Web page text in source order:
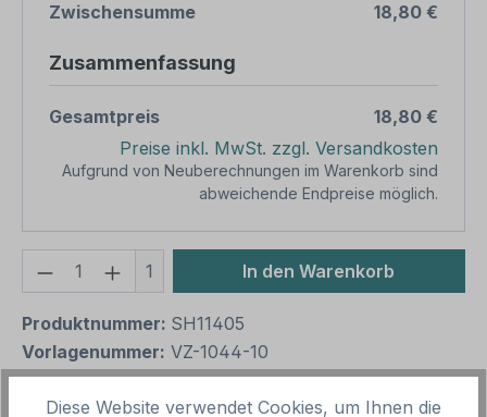
Zwischensumme
18,80 €
Zusammenfassung
Gesamtpreis
18,80 €
Preise inkl. MwSt. zzgl. Versandkosten
Aufgrund von Neuberechnungen im Warenkorb sind
abweichende Endpreise möglich.
Produkt Anzahl: Gib den
1 In den Warenkorb
Produktnummer: SH11405
Vorlagenummer: VZ-1044-10
Diese Website verwendet Cookies, um Ihnen die